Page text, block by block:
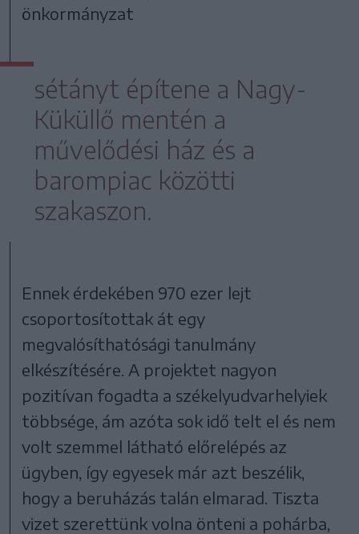
önkormányzat
sétányt építene a Nagy-
Küküllő mentén a
művelődési ház és a
barompiac közötti
szakaszon.
Ennek érdekében 970 ezer lejt
csoportosítottak át egy
megvalósíthatósági tanulmány
elkészítésére. A projektet nagyon
pozitívan fogadta a székelyudvarhelyiek
többsége, ám azóta sok idő telt el és nem
volt szemmel látható előrelépés az
ügyben, így egyesek már azt beszélik,
hogy a beruházás talán elmarad. Tiszta
vizet szerettünk volna önteni a pohárba,